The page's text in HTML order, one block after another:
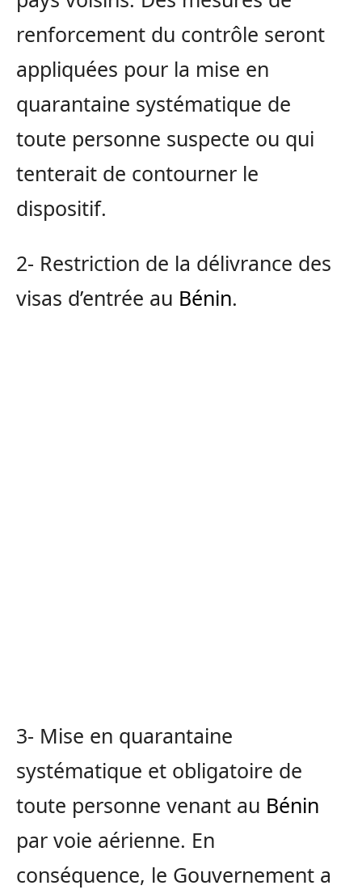
renforcement du contrôle seront
appliquées pour la mise en
quarantaine systématique de
toute personne suspecte ou qui
tenterait de contourner le
dispositif.
2- Restriction de la délivrance des
visas d’entrée au Bénin.
3- Mise en quarantaine
systématique et obligatoire de
toute personne venant au Bénin
par voie aérienne. En
conséquence, le Gouvernement a